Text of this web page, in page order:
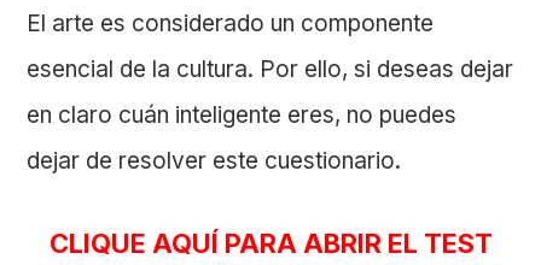
El arte es considerado un componente
esencial de la cultura. Por ello, si deseas dejar
en claro cuán inteligente eres, no puedes
dejar de resolver este cuestionario.
CLIQUE AQUÍ PARA ABRIR EL TEST